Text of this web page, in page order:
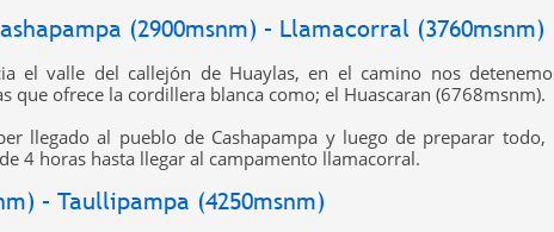
(2900msnm) – Llamacorral (3760msnm)
el valle del callejón de Huaylas, en el camino nos
que ofrece la cordillera blanca como; el Huascaran (6768msnm).
llegado al pueblo de Cashapampa y luego de preparar todo,
4 horas hasta llegar al campamento llamacorral.
– Taullipampa (4250msnm)